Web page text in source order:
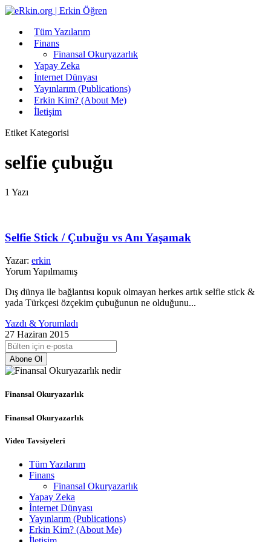
Tüm Yazılarım
Finans
Finansal Okuryazarlık
Yapay Zeka
İnternet Dünyası
Yayınlarım (Publications)
Erkin Kim? (About Me)
İletişim
Etiket Kategorisi
selfie çubuğu
1 Yazı
Selfie Stick / Çubuğu vs Anı Yaşamak
Yazar: erkin
Yorum Yapılmamış
Dış dünya ile bağlantısı kopuk olmayan herkes artık selfie stick &
yada Türkçesi özçekim çubuğunun ne olduğunu...
Yazdı & Yorumladı
27 Haziran 2015
Abone Ol
Finansal Okuryazarlık
Finansal Okuryazarlık
Video Tavsiyeleri
Tüm Yazılarım
Finans
Finansal Okuryazarlık
Yapay Zeka
İnternet Dünyası
Yayınlarım (Publications)
Erkin Kim? (About Me)